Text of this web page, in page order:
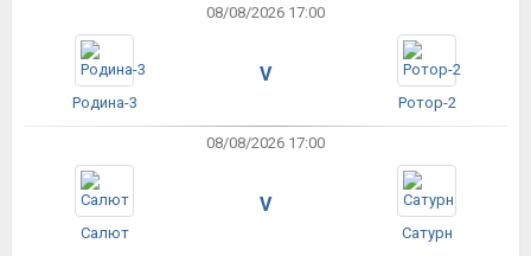
08/08/2026 17:00
Родина-3
V
Ротор-2
08/08/2026 17:00
Салют
V
Сатурн